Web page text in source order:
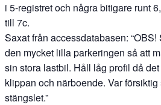
i 5-registret och några bitigare runt
till 7c.
Saxat från accessdatabasen:
den mycket lilla parkeringen så att
sin stora lastbil. Håll låg profil då
klippan och närboende. Var
stängslet.”